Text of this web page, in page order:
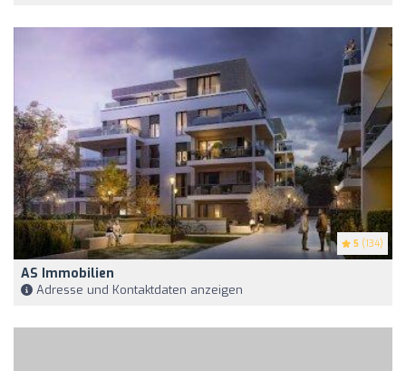
5 (134)
AS Immobilien
Adresse und Kontaktdaten anzeigen